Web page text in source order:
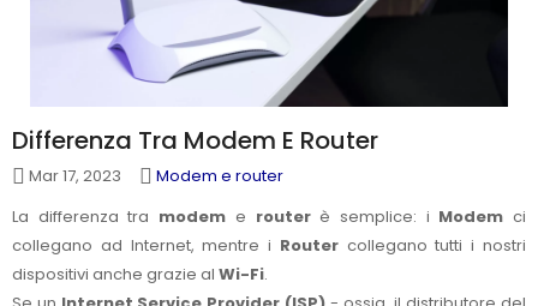
Differenza Tra Modem E Router
Mar 17, 2023
Modem e router
La differenza tra modem e routerè semplice: i Modem ci
collegano ad Internet, mentre i Routercollegano tutti i nostri
dispositivi anche grazie al Wi-Fi.